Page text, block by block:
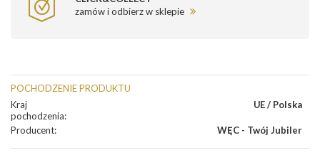
zamów i odbierz w sklepie
POCHODZENIE PRODUKTU
Kraj
pochodzenia:
UE / Polska
Producent: WĘC - Twój Jubiler